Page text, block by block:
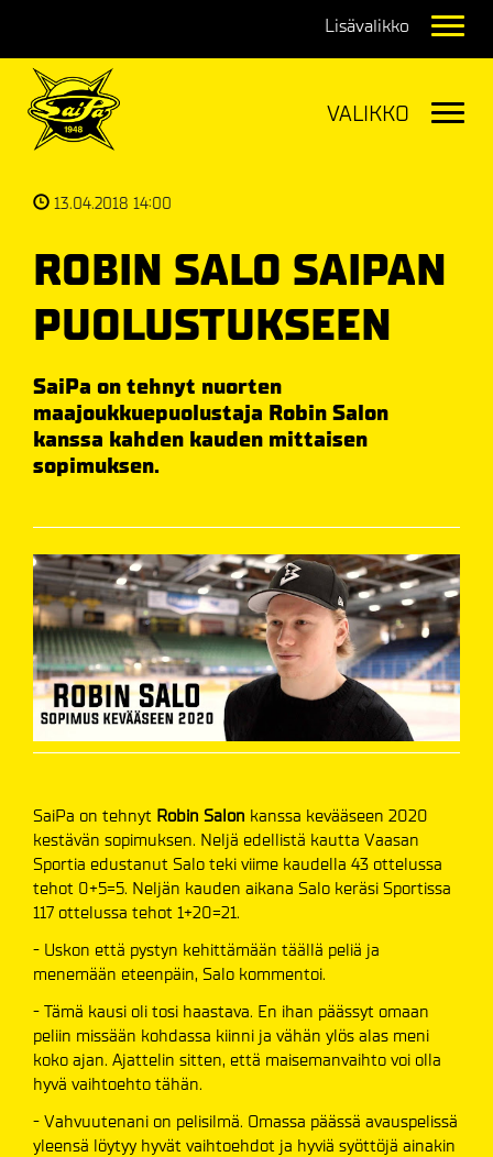
13.04.2018 14:00
ROBIN SALO SAIPAN
PUOLUSTUKSEEN
SaiPa on tehnyt nuorten
maajoukkuepuolustaja Robin Salon
kanssa kahden kauden mittaisen
sopimuksen.
SaiPa on tehnyt Robin Salon kanssa kevääseen 2020
kestävän sopimuksen. Neljä edellistä kautta Vaasan
Sportia edustanut Salo teki viime kaudella 43 ottelussa
tehot 0+5=5. Neljän kauden aikana Salo keräsi Sportissa
117 ottelussa tehot 1+20=21.
- Uskon että pystyn kehittämään täällä peliä ja
menemään eteenpäin, Salo kommentoi.
- Tämä kausi oli tosi haastava. En ihan päässyt omaan
peliin missään kohdassa kiinni ja vähän ylös alas meni
koko ajan. Ajattelin sitten, että maisemanvaihto voi olla
hyvä vaihtoehto tähän.
- Vahvuutenani on pelisilmä. Omassa päässä avauspelissä
yleensä löytyy hyvät vaihtoehdot ja hyviä syöttöjä ainakin